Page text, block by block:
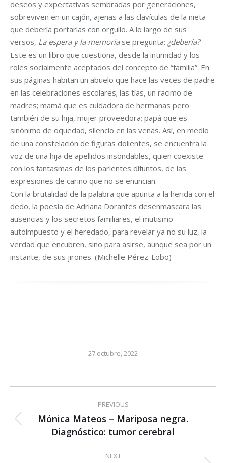
deseos y expectativas sembradas por generaciones,
sobreviven en un cajón, ajenas a las clavículas de la nieta
que debería portarlas con orgullo. A lo largo de sus
versos, La espera y la memoriase pregunta: ¿debería?
Este es un libro que cuestiona, desde la intimidad y los
roles socialmente aceptados del concepto de “familia”. En
sus páginas habitan un abuelo que hace las veces de padre
en las celebraciones escolares; las tías, un racimo de
madres; mamá que es cuidadora de hermanas pero
también de su hija, mujer proveedora; papá que es
sinónimo de oquedad, silencio en las venas. Así, en medio
de una constelación de figuras dolientes, se encuentra la
voz de una hija de apellidos insondables, quien coexiste
con los fantasmas de los parientes difuntos, de las
expresiones de cariño que no se enuncian.
Con la brutalidad de la palabra que apunta a la herida con el
dedo, la poesía de Adriana Dorantes desenmascara las
ausencias y los secretos familiares, el mutismo
autoimpuesto y el heredado, para revelar ya no su luz, la
verdad que encubren, sino para asirse, aunque sea por un
instante, de sus jirones. (Michelle Pérez-Lobo)
27 octubre, 2022
navigation
PREVIOUS
Previous
post:
Mónica Mateos – Mariposa negra.
Diagnóstico: tumor cerebral
NEXT